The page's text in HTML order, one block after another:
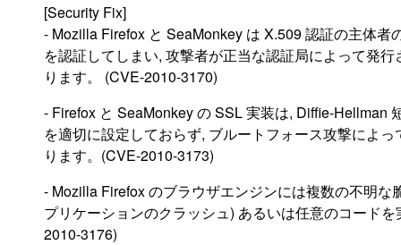
[Security Fix]
- Mozilla Firefox と SeaMonkey は X.509 認証の主体
を認証してしまい, 攻撃者が正当な認証局によって発
ります。 (CVE-2010-3170)
- Firefox と SeaMonkey の SSL 実装は, Diffie-Hellman
を適切に設定しておらず, ブルートフォース攻撃によ
ります。(CVE-2010-3173)
- Mozilla Firefox のブラウザエンジンには複数の不明
プリケーションのクラッシュ) あるいは任意のコード
2010-3176)